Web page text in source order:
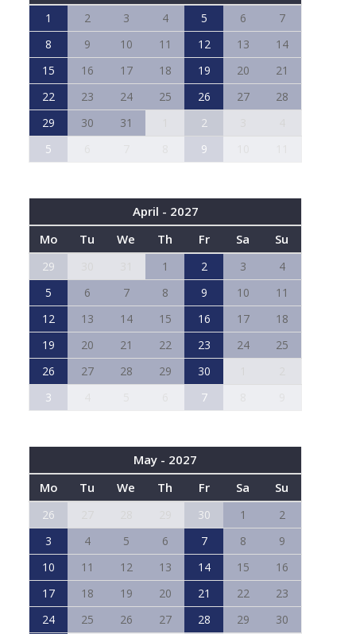
1 2 3 4 5 6
7
8
9 10 11 12 13
14
15
16 17 18 19 20
21
22
23 24 25 26 27
28
29
30 31 2
5
9
April - 2027
Mo
Tu We Th Fr Sa Su
29 1 2 3
4
5
6 7 8 9 10
11
12
13 14 15 16 17
18
19
20 21 22 23 24
25
26
27 28 29 30
3
7
May - 2027
Mo
Tu We Th Fr Sa Su
26 30 1
2
3
4 5 6 7 8
9
10
11 12 13 14 15
16
17
18 19 20 21 22
23
24
25 26 27 28 29
30